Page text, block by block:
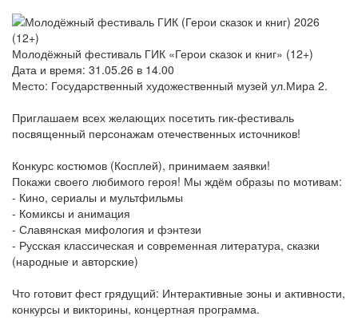
Молодёжный фестиваль ГИК «Герои сказок и книг» (12+)
Дата и время: 31.05.26 в 14.00
Место: Государственный художественный музей ул.Мира 2.
Приглашаем всех желающих посетить гик-фестиваль
посвященный персонажам отечественных источников!
Конкурс костюмов (Косплей), принимаем заявки!
Покажи своего любимого героя! Мы ждём образы по мотивам:
- Кино, сериалы и мультфильмы
- Комиксы и анимация
- Славянская мифология и фэнтези
- Русская классическая и современная литература, сказки
(народные и авторские)
Что готовит фест грядущий: Интерактивные зоны и активности,
конкурсы и викторины, концертная программа.